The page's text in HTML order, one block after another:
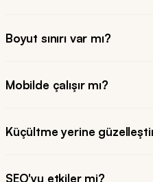
Boyut sınırı var mı?
Mobilde çalışır mı?
Küçültme yerine
SEO'yu etkiler mi?